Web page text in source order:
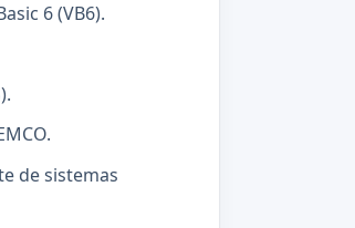
6 (VB6).
de sistemas